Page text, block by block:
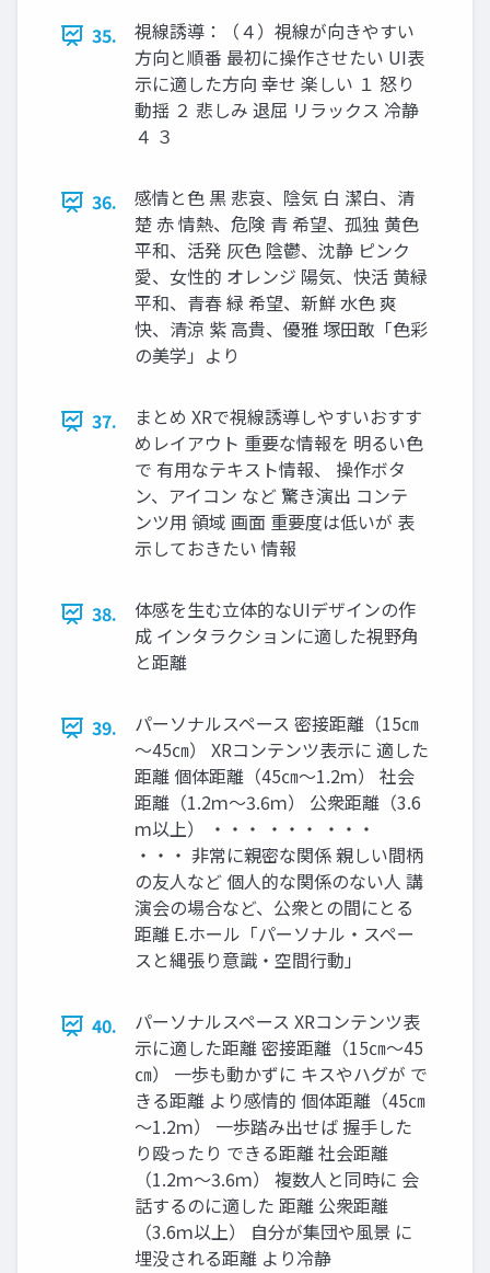
35.
視線誘導：（４）視線が向きやすい
方向と順番 最初に操作させたい UI表
示に適した方向 幸せ 楽しい １ 怒り
動揺 ２ 悲しみ 退屈 リラックス 冷静
４ ３
36.
感情と色 黒 悲哀、陰気 白 潔白、清
楚 赤 情熱、危険 青 希望、孤独 黄色
平和、活発 灰色 陰鬱、沈静 ピンク
愛、女性的 オレンジ 陽気、快活 黄緑
平和、青春 緑 希望、新鮮 水色 爽
快、清涼 紫 高貴、優雅 塚田敢「色彩
の美学」より
37.
まとめ XRで視線誘導しやすいおすす
めレイアウト 重要な情報を 明るい色
で 有用なテキスト情報、 操作ボタ
ン、アイコン など 驚き演出 コンテ
ンツ用 領域 画面 重要度は低いが 表
示しておきたい 情報
38.
体感を生む立体的なUIデザインの作
成 インタラクションに適した視野角
と距離
39.
パーソナルスペース 密接距離（15㎝
～45㎝） XRコンテンツ表示に 適した
距離 個体距離（45㎝～1.2ｍ） 社会
距離（1.2ｍ～3.6ｍ） 公衆距離（3.6
ｍ以上） ・・・ ・・・ ・・・
・・・ 非常に親密な関係 親しい間柄
の友人など 個人的な関係のない人 講
演会の場合など、公衆との間にとる
距離 E.ホール「パーソナル・スペー
スと縄張り意識・空間行動」
40.
パーソナルスペース XRコンテンツ表
示に適した距離 密接距離（15㎝～45
㎝） 一歩も動かずに キスやハグが で
きる距離 より感情的 個体距離（45㎝
～1.2ｍ） 一歩踏み出せば 握手した
り殴ったり できる距離 社会距離
（1.2ｍ～3.6ｍ） 複数人と同時に 会
話するのに適した 距離 公衆距離
（3.6ｍ以上） 自分が集団や風景 に
埋没される距離 より冷静